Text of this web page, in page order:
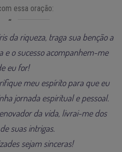
essa oração:
da riqueza, traga sua benção a
e o sucesso acompanhem-me
eu for!
meu espírito para que eu
jornada espiritual e pessoal.
da vida, livrai-me dos
suas intrigas.
sejam sinceras!